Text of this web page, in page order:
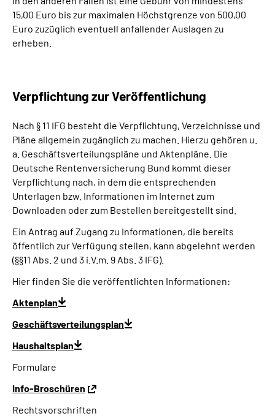
15,00 Euro bis zur maximalen Höchstgrenze von 500,00
Euro zuzüglich eventuell anfallender Auslagen zu
erheben.
Verpflichtung zur Veröffentlichung
Nach § 11 IFG besteht die Verpflichtung, Verzeichnisse und
Pläne allgemein zugänglich zu machen. Hierzu gehören u.
a. Geschäftsverteilungspläne und Aktenpläne. Die
Deutsche Rentenversicherung Bund kommt dieser
Verpflichtung nach, in dem die entsprechenden
Unterlagen bzw. Informationen im Internet zum
Downloaden oder zum Bestellen bereitgestellt sind.
Ein Antrag auf Zugang zu Informationen, die bereits
öffentlich zur Verfügung stellen, kann abgelehnt werden
(§§11 Abs. 2 und 3 i.V.m. 9 Abs. 3 IFG).
Hier finden Sie die veröffentlichten Informationen:
Aktenplan
Geschäftsverteilungsplan
Haushaltsplan
Formulare
Info-Broschüren
Rechtsvorschriften